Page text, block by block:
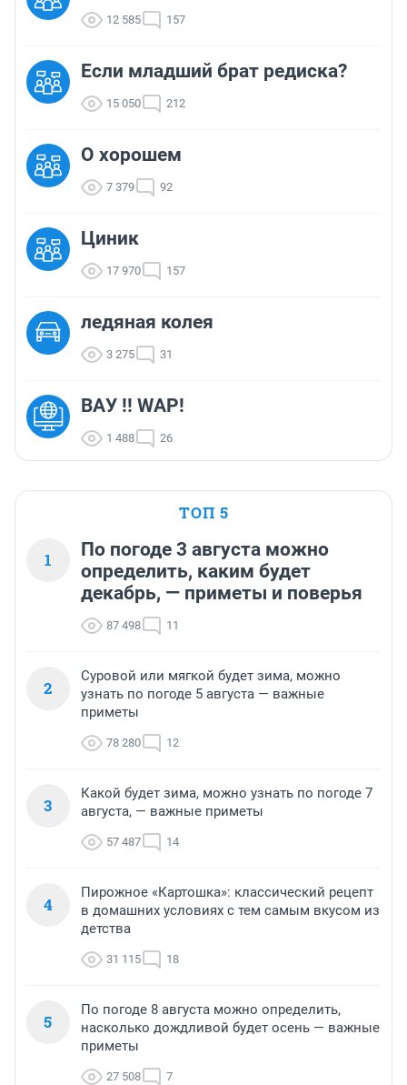
12 585 157
Если младший брат редиска?
15 050 212
О хорошем
7 379 92
Циник
17 970 157
ледяная колея
3 275 31
ВАУ !! WAP!
1 488 26
ТОП 5
1
По погоде 3 августа можно
определить, каким будет
декабрь, — приметы и поверья
87 498 11
2
Суровой или мягкой будет зима, можно
узнать по погоде 5 августа — важные
приметы
78 280 12
3
Какой будет зима, можно узнать по погоде 7
августа, — важные приметы
57 487 14
4
Пирожное «Картошка»: классический рецепт
в домашних условиях с тем самым вкусом из
детства
31 115 18
5
По погоде 8 августа можно определить,
насколько дождливой будет осень — важные
приметы
27 508 7